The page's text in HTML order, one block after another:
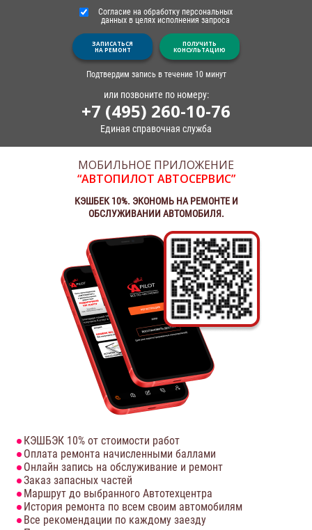
Согласие на обработку персональных
данных в целях исполнения запроса
ЗАПИСАТЬСЯ
НА РЕМОНТ
ПОЛУЧИТЬ
КОНСУЛЬТАЦИЮ
Подтвердим запись в течение 10 минут
или позвоните по номеру:
+7 (495) 260-10-76
Единая справочная служба
МОБИЛЬНОЕ ПРИЛОЖЕНИЕ
“АВТОПИЛОТ АВТОСЕРВИС”
КЭШБЕК 10%. ЭКОНОМЬ НА РЕМОНТЕ И
ОБСЛУЖИВАНИИ АВТОМОБИЛЯ.
КЭШБЭК 10% от стоимости работ
Оплата ремонта начисленными баллами
Онлайн запись на обслуживание и ремонт
Заказ запасных частей
Маршрут до выбранного Автотехцентра
История ремонта по всем своим автомобилям
Все рекомендации по каждому заезду